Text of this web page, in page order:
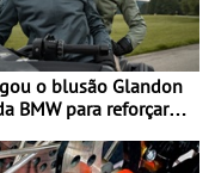
o blusão Glandon
BMW para reforçar